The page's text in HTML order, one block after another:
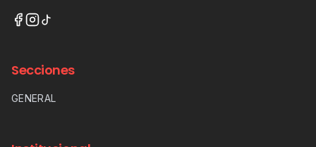
Secciones
GENERAL